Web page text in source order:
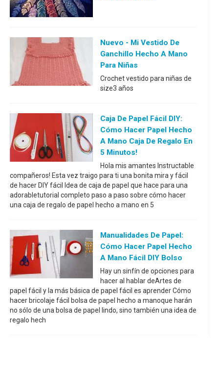
Nuevo - Mi Vestido De
Ganchillo Hecho A Mano
Para Niñas
Crochet vestido para niñas de
size3 años
Caja De Papel Fácil DIY:
Cómo Hacer Papel Hecho
A Mano Caja De Regalo En
5 Minutos!
Hola mis amantes Instructable
compañeros! Esta vez traigo para ti una bonita mira y fácil
de hacer DIY fácil Idea de caja de papel que hace para una
adorabletutorial completo paso a paso sobre cómo hacer
una caja de regalo de papel hecho a mano en 5
Manualidades De Papel:
Cómo Hacer Papel Hecho
A Mano Fácil DIY Bolso
Hay un sinfín de opciones para
hacer al hablar deArtes de
papel fácil y la más básica de papel fácil es aprender Cómo
hacer bricolaje fácil bolsa de papel hecho a manoque harán
no sólo de una bolsa de papel lindo, sino también una idea de
regalo hech